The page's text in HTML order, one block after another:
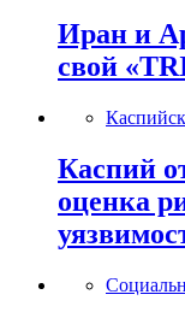
Иран и
свой
Каспий
оценка